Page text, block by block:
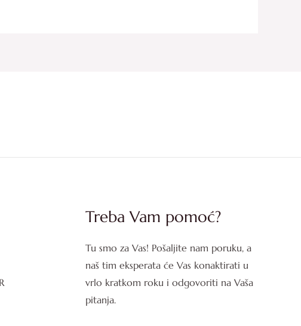
Treba Vam pomoć?
Tu smo za Vas! Pošaljite nam poruku, a
naš tim eksperata će Vas konaktirati u
vrlo kratkom roku i odgovoriti na Vaša
pitanja.